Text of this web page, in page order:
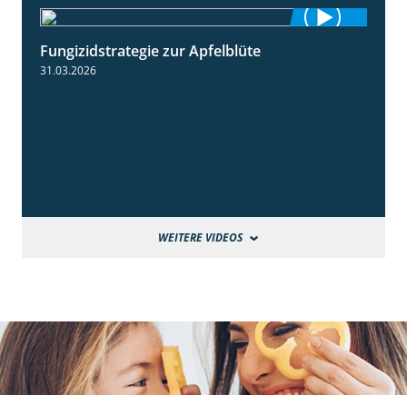
Fungizidstrategie zur Apfelblüte
31.03.2026
WEITERE VIDEOS